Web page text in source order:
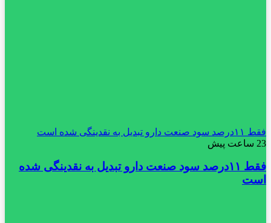
فقط ۱۱‌درصد سود صنعت دارو تبدیل به نقدینگی شده است
23 ساعت پیش
فقط ۱۱‌درصد سود صنعت دارو تبدیل به نقدینگی شده
است